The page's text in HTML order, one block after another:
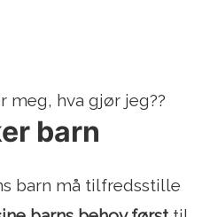
hva gjør jeg??
barn
barn må tilfredsstille